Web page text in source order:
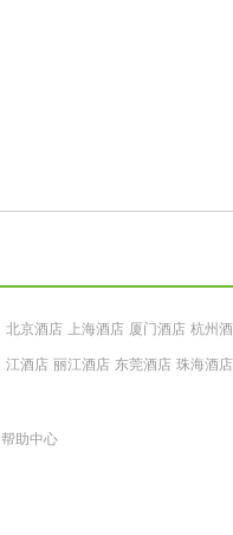
北京酒店 上海酒店 厦门酒店 杭州
江酒店 丽江酒店 东莞酒店 珠海酒店
帮助中心